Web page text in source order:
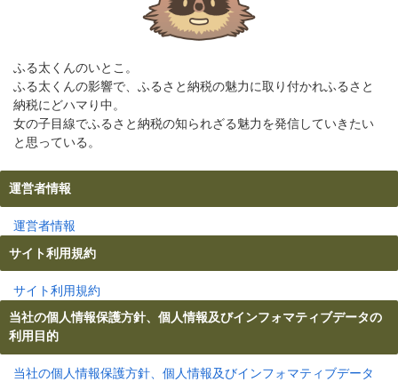
ふる太くんのいとこ。
ふる太くんの影響で、ふるさと納税の魅力に取り付かれふるさと
納税にどハマり中。
女の子目線でふるさと納税の知られざる魅力を発信していきたい
と思っている。
運営者情報
運営者情報
サイト利用規約
サイト利用規約
当社の個人情報保護方針、個人情報及びインフォマティブデータの
利用目的
当社の個人情報保護方針、個人情報及びインフォマティブデータ